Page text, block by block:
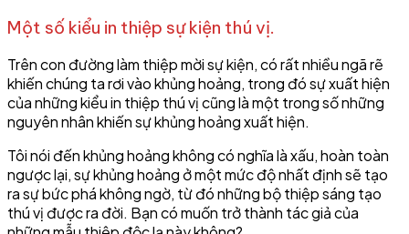
Một số kiểu in thiệp sự kiện thú vị.
Trên con đường làm thiệp mời sự kiện, có rất nhiều ngã rẽ
khiến chúng ta rơi vào khủng hoảng, trong đó sự xuất hiện
của những kiểu in thiệp thú vị cũng là một trong số những
nguyên nhân khiến sự khủng hoảng xuất hiện.
Tôi nói đến khủng hoảng không có nghĩa là xấu, hoàn toàn
ngược lại, sự khủng hoảng ở một mức độ nhất định sẽ tạo
ra sự bức phá không ngờ, từ đó những bộ thiệp sáng tạo
thú vị được ra đời. Bạn có muốn trở thành tác giả của